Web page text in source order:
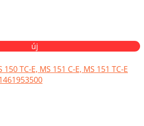
új
TC-E, MS 151 C-E, MS 151 TC-E